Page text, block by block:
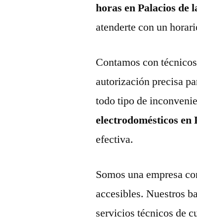
horas en Palacios de
atenderte con un
Contamos con
autorización precisa
todo tipo de
electrodomésticos
efectiva.
Somos una empresa
accesibles. Nuestros
servicios técnicos de